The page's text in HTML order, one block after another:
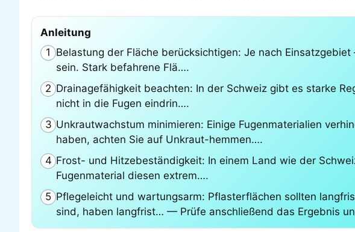
Anleitung
1 Belastung der Fläche berücksichtigen: Je nach
sein. Stark befahrene Flä….
2 Drainagefähigkeit beachten: In der Schweiz gibt es starke
nicht in die Fugen eindrin….
3 Unkrautwachstum minimieren: Einige Fugenmaterialien
haben, achten Sie auf Unkraut-hemmen….
4 Frost- und Hitzebeständigkeit: In einem Land wie der
Fugenmaterial diesen extrem….
5 Pflegeleicht und wartungsarm: Pflasterflächen sollten
sind, haben langfrist… — Prüfe anschließend das Ergebnis